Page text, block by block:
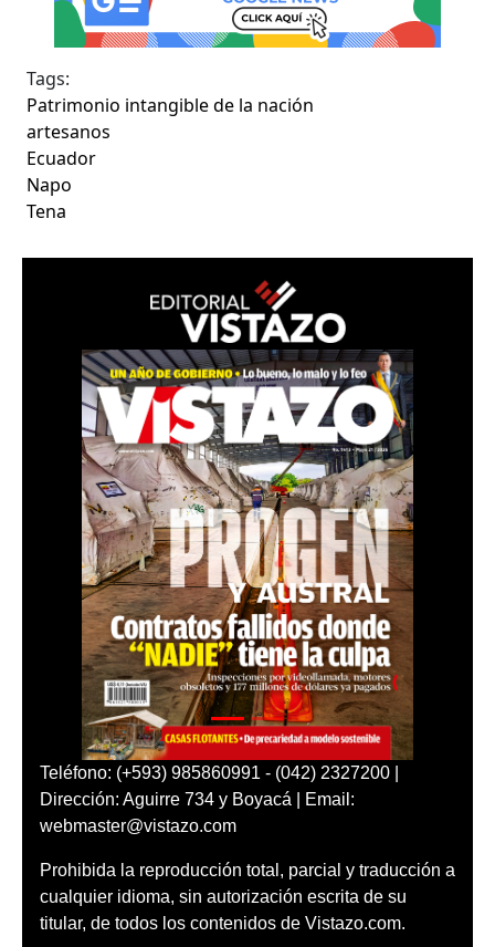
Tags:
Patrimonio intangible de la nación
artesanos
Ecuador
Napo
Tena
Teléfono: (+593) 985860991 - (042) 2327200 |
Dirección: Aguirre 734 y Boyacá | Email:
webmaster@vistazo.com
Prohibida la reproducción total, parcial y traducción a
cualquier idioma, sin autorización escrita de su
titular, de todos los contenidos de Vistazo.com.